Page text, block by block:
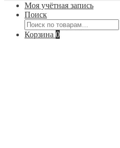
Моя учётная запись
Поиск
Искать:
Корзина 0